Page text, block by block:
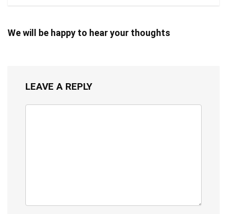
We will be happy to hear your thoughts
LEAVE A REPLY